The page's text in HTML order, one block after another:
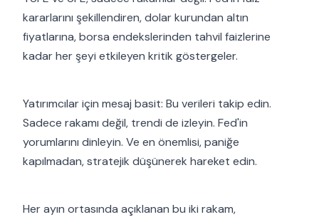
kararlarını şekillendiren, dolar kurundan altın
fiyatlarına, borsa endekslerinden tahvil faizlerine
kadar her şeyi etkileyen kritik göstergeler.
Yatırımcılar için mesaj basit: Bu verileri takip edin.
Sadece rakamı değil, trendi de izleyin. Fed'in
yorumlarını dinleyin. Ve en önemlisi, paniğe
kapılmadan, stratejik düşünerek hareket edin.
Her ayın ortasında açıklanan bu iki rakam,